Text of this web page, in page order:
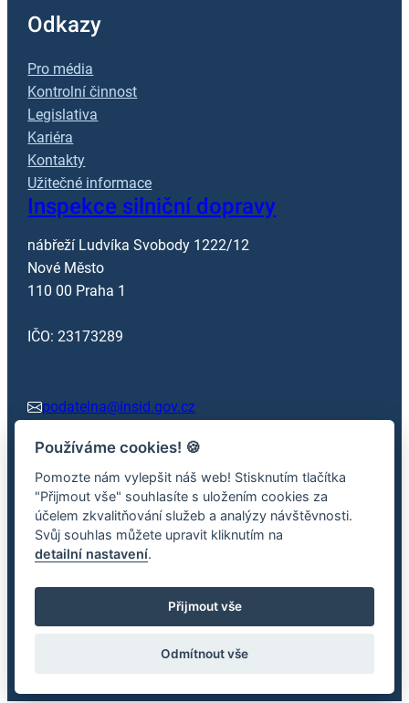
Odkazy
Pro média
Kontrolní činnost
Legislativa
Kariéra
Kontakty
Užitečné informace
Inspekce silniční dopravy
nábřeží Ludvíka Svobody 1222/12
Nové Město
110 00 Praha 1
IČO: 23173289
podatelna@insid.gov.cz
+420 602 362 413
Facebook x.com
2026 © Inspekce silniční dopravy – Informace jsou
informacím.
Používáme cookies! 🍪
Pomozte nám vylepšit náš web! Stisknutím tlačítka
"Přijmout vše" souhlasíte s uložením cookies za
účelem zkvalitňování služeb a analýzy návštěvnosti.
Svůj souhlas můžete upravit kliknutím na
detailní nastavení.
Přijmout vše
Odmítnout vše